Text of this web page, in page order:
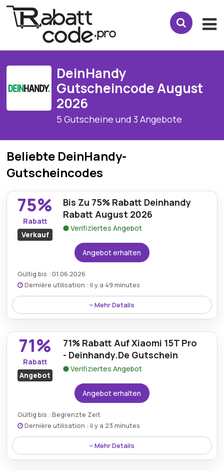
DeinHandy
Gutscheincode August
2026
5 Gutscheine und 3 Angebote
Beliebte DeinHandy-
Gutscheincodes
75%
Rabatt
Verkauf
Bis Zu 75% Rabatt Deinhandy
Rabatt August 2026
Verifiziertes Angebot
Angebot erhalten
Gültig bis : 01.06.2026
Dernière utilisation : il y a 49 minutes
Mehr Details
Mit dem DeinHandy-Rabatt werden bis zu 75%
Rabatt angeboten, sodass Kunden erhebliche
Einsparungen bei Smartphones, Datentarifen und
mobilem Zubehör genießen können.
71%
Rabatt
Angebot
71% Rabatt Auf Xiaomi 15T Pro
- Deinhandy.De Gutschein
Verifiziertes Angebot
Angebot erhalten
Gültig bis : Begrenzte Zeit
Dernière utilisation : il y a 23 minutes
Mehr Details
71% Rabatt gelten auf das Xiaomi 15T Pro mit dem